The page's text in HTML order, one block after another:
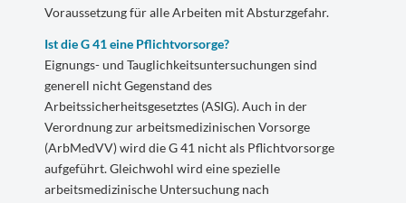
Voraussetzung für alle Arbeiten mit Absturzgefahr.
Ist die G 41 eine Pflichtvorsorge?
Eignungs- und Tauglichkeitsuntersuchungen sind
generell nicht Gegenstand des
Arbeitssicherheitsgesetztes (ASIG). Auch in der
Verordnung zur arbeitsmedizinischen Vorsorge
(ArbMedVV) wird die G 41 nicht als Pflichtvorsorge
aufgeführt. Gleichwohl wird eine spezielle
arbeitsmedizinische Untersuchung nach